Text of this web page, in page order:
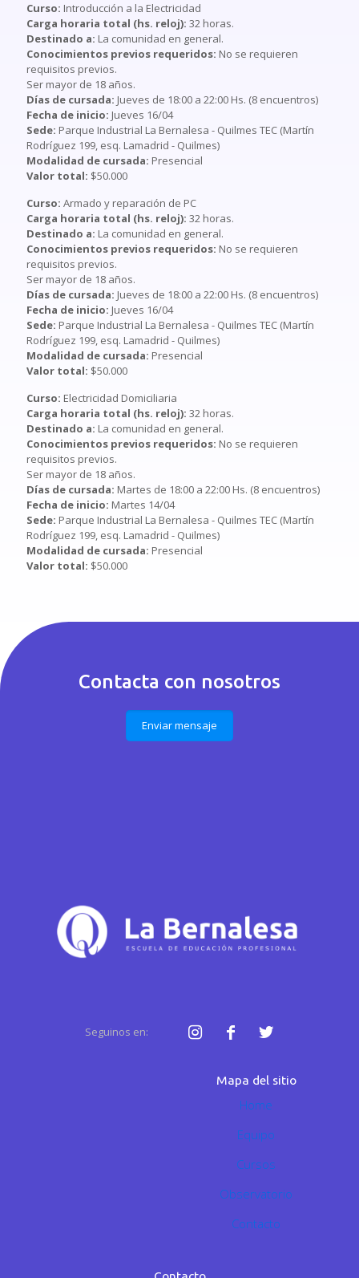
Curso: Introducción a la Electricidad
Carga horaria total (hs. reloj): 32 horas.
Destinado a: La comunidad en general.
Conocimientos previos requeridos: No se requieren
requisitos previos.
Ser mayor de 18 años.
Días de cursada: Jueves de 18:00 a 22:00 Hs. (8 encuentros)
Fecha de inicio: Jueves 16/04
Sede: Parque Industrial La Bernalesa - Quilmes TEC (Martín
Rodríguez 199, esq. Lamadrid - Quilmes)
Modalidad de cursada: Presencial
Valor total: $50.000
Curso: Armado y reparación de PC
Carga horaria total (hs. reloj): 32 horas.
Destinado a: La comunidad en general.
Conocimientos previos requeridos: No se requieren
requisitos previos.
Ser mayor de 18 años.
Días de cursada: Jueves de 18:00 a 22:00 Hs. (8 encuentros)
Fecha de inicio: Jueves 16/04
Sede: Parque Industrial La Bernalesa - Quilmes TEC (Martín
Rodríguez 199, esq. Lamadrid - Quilmes)
Modalidad de cursada: Presencial
Valor total: $50.000
Curso: Electricidad Domiciliaria
Carga horaria total (hs. reloj): 32 horas.
Destinado a: La comunidad en general.
Conocimientos previos requeridos: No se requieren
requisitos previos.
Ser mayor de 18 años.
Días de cursada: Martes de 18:00 a 22:00 Hs. (8 encuentros)
Fecha de inicio: Martes 14/04
Sede: Parque Industrial La Bernalesa - Quilmes TEC (Martín
Rodríguez 199, esq. Lamadrid - Quilmes)
Modalidad de cursada: Presencial
Valor total: $50.000
Contacta con nosotros
Enviar mensaje
Seguinos en:
Mapa del sitio
Home
Equipo
Cursos
Observatorio
Contacto